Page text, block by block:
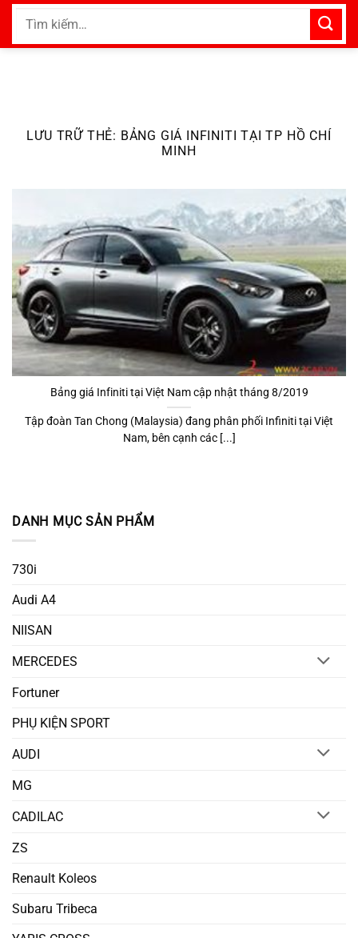
Bỏ
nội
Tìm
LƯU TRỮ THẺ: BẢNG GIÁ INFINITI TẠI TP HỒ CHÍ
MINH
DANH MỤC SẢN PHẨM
730i
Audi A4
NIISAN
MERCEDES
Fortuner
PHỤ KIỆN SPORT
AUDI
MG
CADILAC
ZS
Renault Koleos
Subaru Tribeca
Bảng giá Infiniti tại Việt Nam cập nhật tháng 8/2019
Tập đoàn Tan Chong (Malaysia) đang phân phối Infiniti tại Việt
Nam, bên cạnh các [...]